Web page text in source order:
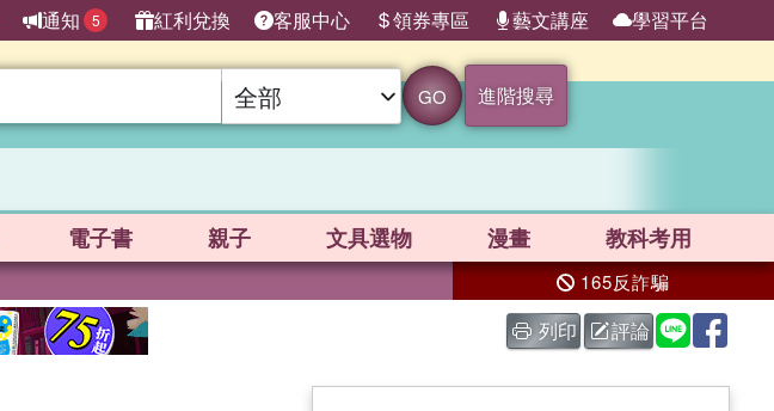
通知 5 紅利兌換 客服中心 領券專區 藝文講座 學習平台
GO 進階搜尋
電子書 親子 文具選物 漫畫 教科考用
165反詐騙
列印 評論